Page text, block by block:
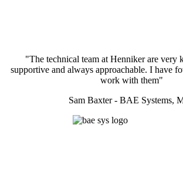
"The technical team at Henniker are very
supportive and always approachable. I have
work with them"
Sam Baxter - BAE Systems,